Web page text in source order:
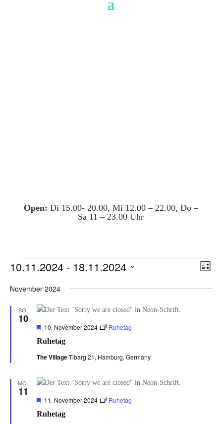
Open: Di 15.00- 20.00, Mi 12.00 – 22.00, Do –
Sa 11 – 23.00 Uhr
Veranstaltungen Liste
10.11.2024 - 18.11.2024
wählen.
November 2024
SO.
10
Ruhetag
Hervorgehoben
10. November 2024 Ruhetag
The VillageTibarg 21, Hamburg, Germany
MO.
11
Ruhetag
Hervorgehoben
11. November 2024 Ruhetag